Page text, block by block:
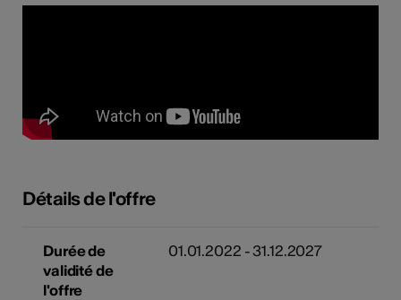
Détails de l'offre
Durée de
validité de
l'offre
01.01.2022 - 31.12.2027